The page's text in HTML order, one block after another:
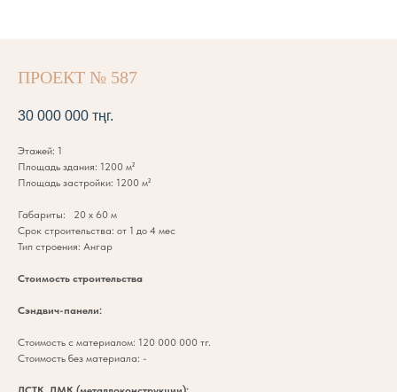
ПРОЕКТ № 587
30 000 000 тңг.
Этажей: 1
Площадь здания: 1200 м²
Площадь застройки: 1200 м²
Габариты: 20 х 60 м
Срок строительства: от 1 до 4 мес
Тип строения: Ангар
Стоимость строительства
Сэндвич-панели:
Стоимость с материалом: 120 000 000 тг.
Стоимость без материала: -